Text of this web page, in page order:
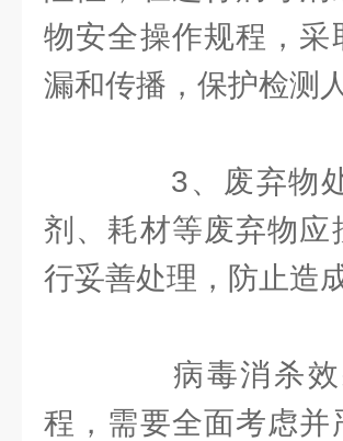
物安全操作规程，
漏和传播，保护检测
3、废弃物处
剂、耗材等废弃物
行妥善处理，防止造
病毒消杀效
程，需要全面考虑